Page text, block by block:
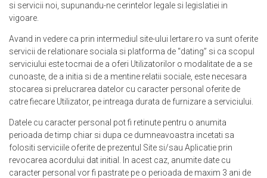
si servicii noi, supunandu-ne cerintelor legale si legislatiei in
vigoare.
Avand in vedere ca prin intermediul site-ului Iertare.ro va sunt oferite
servicii de relationare sociala si platforma de “dating” si ca scopul
serviciului este tocmai de a oferi Utilizatorilor o modalitate de a se
cunoaste, de a initia si de a mentine relatii sociale, este necesara
stocarea si prelucrarea datelor cu caracter personal oferite de
catre fiecare Utilizator, pe intreaga durata de furnizare a serviciului.
Datele cu caracter personal pot fi retinute pentru o anumita
perioada de timp chiar si dupa ce dumneavoastra incetati sa
folositi serviciile oferite de prezentul Site si/sau Aplicatie prin
revocarea acordului dat initial. In acest caz, anumite date cu
caracter personal vor fi pastrate pe o perioada de maxim 3 ani de